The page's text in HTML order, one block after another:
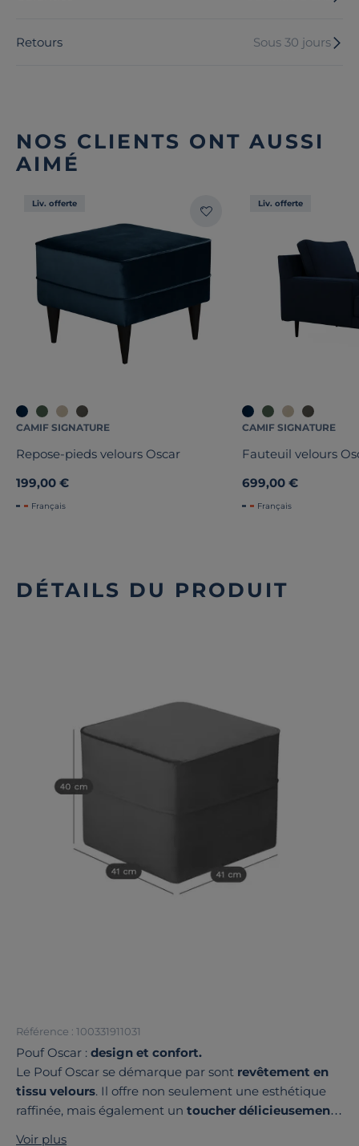
Retours Sous 30 jours
NOS CLIENTS ONT AUSSI
AIMÉ
Liv. offerte
CAMIF SIGNATURE
Repose-pieds velours Oscar
199,00 €
Français
Liv. offerte
CAMIF SIGNATURE
Fauteuil velours
699,00 €
Français
DÉTAILS DU PRODUIT
Référence : 100331911031
Pouf Oscar : design et confort.
Le Pouf Oscar se démarque par sont revêtement en
tissu velours. Il offre non seulement une esthétique
raffinée, mais également un toucher délicieusement
Voir plus